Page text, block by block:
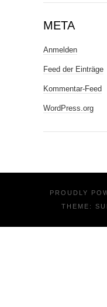
META
Anmelden
Feed der Einträge
Kommentar-Feed
WordPress.org
PROUDLY
THEME: